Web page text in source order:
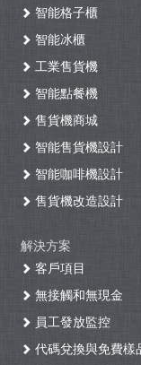
智能格子櫃
智能冰櫃
工業售貨機
智能點餐機
售貨機商城
智能售貨機設計
智能咖啡機設計
售貨機改造設計
解決方案
客戶項目
無接觸和無現金
員工發放監控
代碼兌換與免費樣